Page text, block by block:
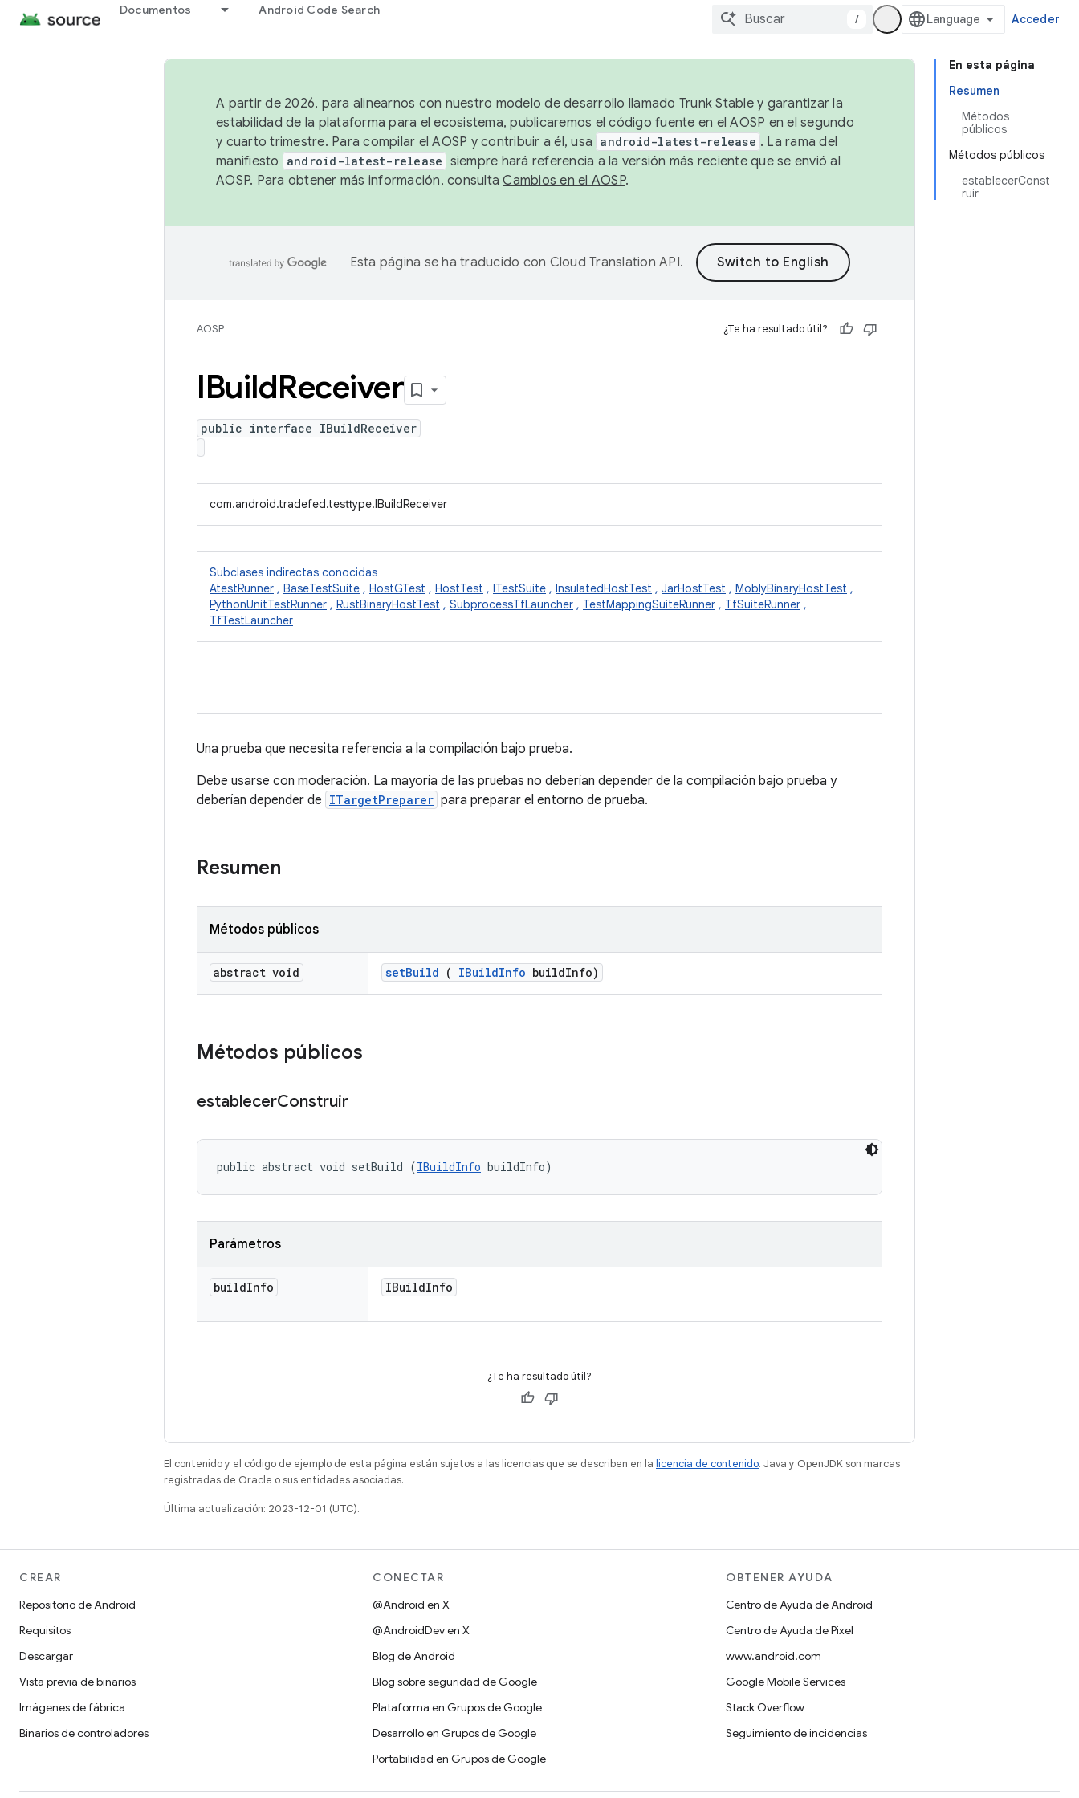
Documentos Android Code Search
/ Acceder
En esta página
Resumen
Métodos
públicos
Métodos públicos
establecerConst
ruir
A partir de 2026, para alinearnos con nuestro modelo de desarrollo llamado Trunk Stable y garantizar la
estabilidad de la plataforma para el ecosistema, publicaremos el código fuente en el AOSP en el segundo
y cuarto trimestre. Para compilar el AOSP y contribuir a él, usa android-latest-release . La rama del
manifiesto
android-latest-release siempre hará referencia a la versión más reciente que se envió al
AOSP. Para obtener más información, consultaCambios en el AOSP.
Esta página se ha traducido con Cloud Translation API.
AOSP ¿Te ha resultado útil?
IBuildReceiver
public interface IBuildReceiver
com.android.tradefed.testtype.IBuildReceiver
Subclases indirectas conocidas
AtestRunner , BaseTestSuite , HostGTest , HostTest , ITestSuite , InsulatedHostTest , JarHostTest , MoblyBinaryHostTest ,
PythonUnitTestRunner , RustBinaryHostTest , SubprocessTfLauncher , TestMappingSuiteRunner , TfSuiteRunner ,
TfTestLauncher
Una prueba que necesita referencia a la compilación bajo prueba.
Debe usarse con moderación. La mayoría de las pruebas no deberían depender de la compilación bajo prueba y
deberían depender de ITargetPreparer para preparar el entorno de prueba.
Resumen
Métodos públicos
abstract void setBuild ( IBuildInfo buildInfo)
Métodos públicos
establecerConstruir
public abstract void setBuild (IBuildInfo buildInfo)
Parámetros
buildInfo IBuildInfo
¿Te ha resultado útil?
El contenido y el código de ejemplo de esta página están sujetos a las licencias que se describen en la licencia de contenido. Java y OpenJDK son marcas
registradas de Oracle o sus entidades asociadas.
Última actualización: 2023-12-01 (UTC).
CREAR
Repositorio de Android
Requisitos
Descargar
Vista previa de binarios
Imágenes de fábrica
Binarios de controladores
CONECTAR
@Android en X
@AndroidDev en X
Blog de Android
Blog sobre seguridad de Google
Plataforma en Grupos de Google
Desarrollo en Grupos de Google
Portabilidad en Grupos de Google
OBTENER AYUDA
Centro de Ayuda de Android
Centro de Ayuda de Pixel
www.android.com
Google Mobile Services
Stack Overflow
Seguimiento de incidencias